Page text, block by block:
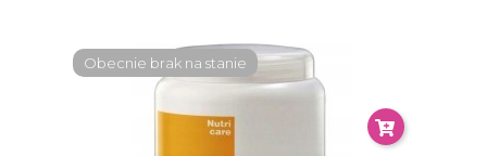
Obecnie brak na stanie